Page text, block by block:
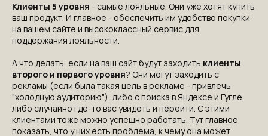
Клиенты 5 уровня - самые лояльные. Они уже хотят купить
ваш продукт. И главное - обеспечить им удобство покупки
на вашем сайте и высококлассный сервис для
поддержания лояльности.
А что делать, если на ваш сайт будут заходить клиенты
второго и первого уровня? Они могут заходить с
рекламы (если была такая цель в рекламе - привлечь
"холодную аудиторию"), либо с поиска в Яндексе и Гугле,
либо случайно где-то вас увидеть и перейти. С этими
клиентами тоже можно успешно работать. Тут главное
показать, что у них есть проблема, к чему она может